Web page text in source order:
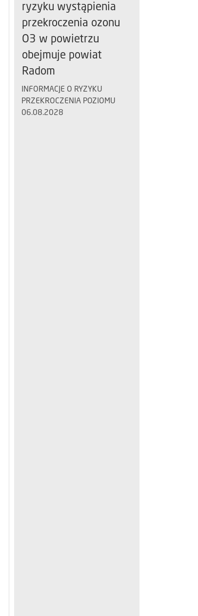
ryzyku wystąpienia
przekroczenia ozonu
O3 w powietrzu
obejmuje powiat
Radom
INFORMACJE O RYZYKU
PRZEKROCZENIA POZIOMU
06.08.2028